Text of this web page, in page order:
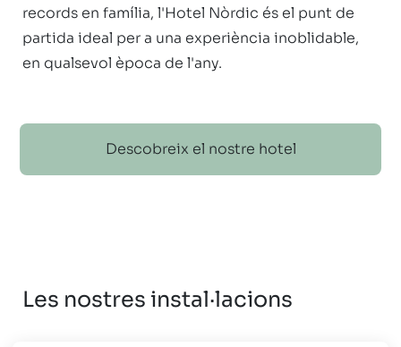
records en família, l'Hotel Nòrdic és el punt de
partida ideal per a una experiència inoblidable,
en qualsevol època de l'any.
Descobreix el nostre hotel
Les nostres instal·lacions